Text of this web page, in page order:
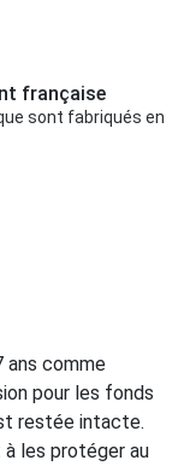
française
sont fabriqués en
ans comme
pour les fonds
restée intacte.
à les protéger au